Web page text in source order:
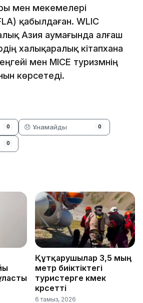
мен мекемелері
қабылдаған. WLIC
Азия аумағында алғаш
халықаралық кітапхана
мен MICE туризмнің
көрсетеді.
0 😞 Ұнамайды 0
0
Құтқарушылар 3,5 мың
метр биіктіктегі
туристерге көмек
көрсетті
6 тамыз, 2026